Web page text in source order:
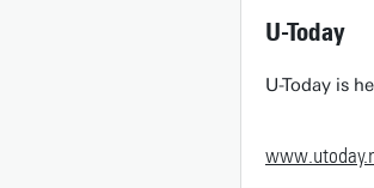
U-Today
U-Today is